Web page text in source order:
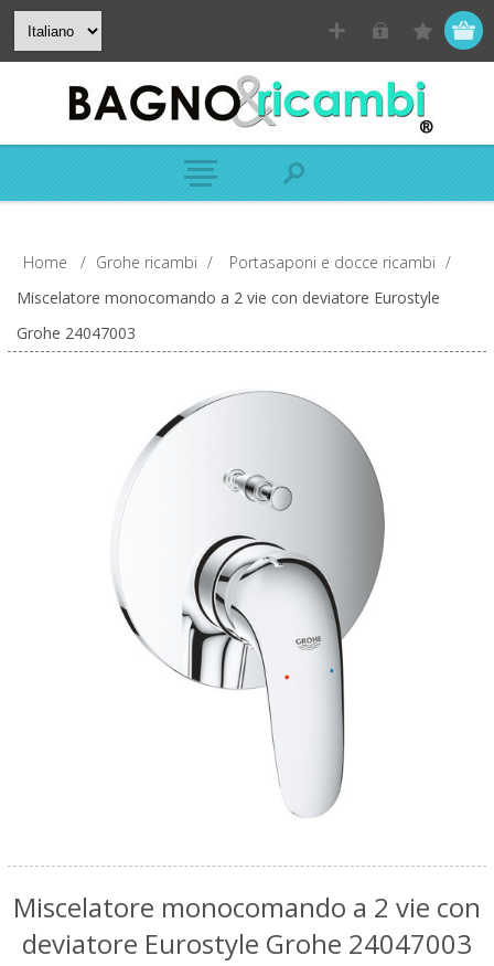
Home / Grohe ricambi / Portasaponi e docce ricambi /
Miscelatore monocomando a 2 vie con deviatore Eurostyle
Grohe 24047003
Miscelatore monocomando a 2 vie con
deviatore Eurostyle Grohe 24047003